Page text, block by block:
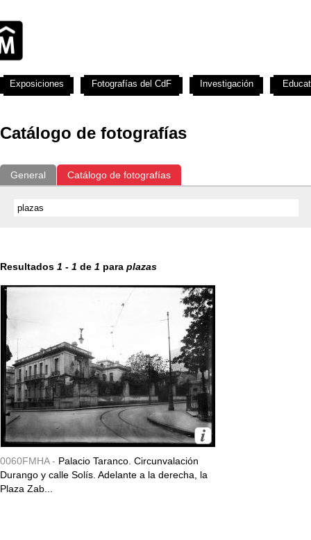
Catálogo de fotografías
General Catálogo de fotografías
Resultados 1 - 1 de 1 para plazas
0060FMHA - Palacio Taranco. Circunvalación
Durango y calle Solís. Adelante a la derecha, la
Plaza Zab...
Exposiciones Fotografías del CdF Investigación